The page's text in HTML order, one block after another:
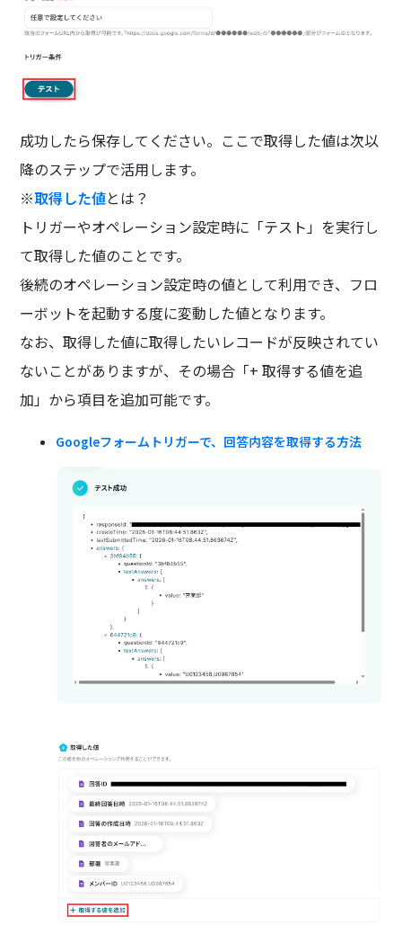
成功したら保存してください。ここで取得した値は次以
降のステップで活用します。
※取得した値とは？
トリガーやオペレーション設定時に「テスト」を実行し
て取得した値のことです。
後続のオペレーション設定時の値として利用でき、フロ
ーボットを起動する度に変動した値となります。
なお、取得した値に取得したいレコードが反映されてい
ないことがありますが、その場合「+ 取得する値を追
加」から項目を追加可能です。
Googleフォームトリガーで、回答内容を取得する方法